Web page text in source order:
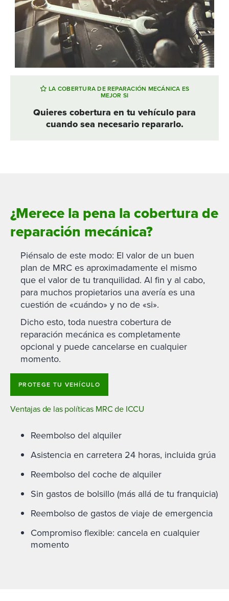
LA COBERTURA DE REPARACIÓN MECÁNICA ES
MEJOR SI
Quieres cobertura en tu vehículo para
cuando sea necesario repararlo.
¿Merece la pena la cobertura de
reparación mecánica?
Piénsalo de este modo: El valor de un buen
plan de MRC es aproximadamente el mismo
que el valor de tu tranquilidad. Al fin y al cabo,
para muchos propietarios una avería es una
cuestión de «cuándo» y no de «si».
Dicho esto, toda nuestra cobertura de
reparación mecánica es completamente
opcional y puede cancelarse en cualquier
momento.
PROTEGE TU VEHÍCULO
Ventajas de las políticas MRC de ICCU
Reembolso del alquiler
Asistencia en carretera 24 horas, incluida grúa
Reembolso del coche de alquiler
Sin gastos de bolsillo (más allá de tu franquicia)
Reembolso de gastos de viaje de emergencia
Compromiso flexible: cancela en cualquier
momento